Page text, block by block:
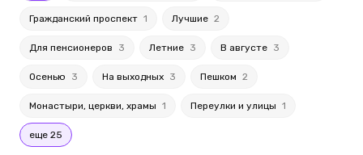
Гражданский проспект 1 Лучшие 2
Для пенсионеров 3 Летние 3 В августе 3
Осенью 3 На выходных 3 Пешком 2
Монастыри, церкви, храмы 1 Переулки и улицы 1
еще 25